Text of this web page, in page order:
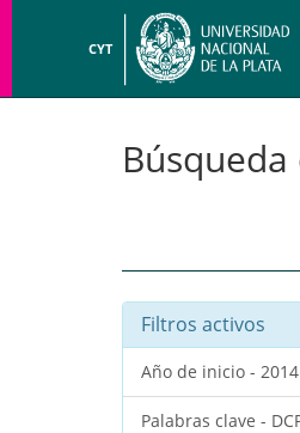
CYT
Filtros activos
Año de inicio - 2014
Palabras clave -